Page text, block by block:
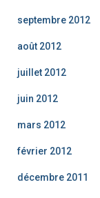
septembre 2012
août 2012
juillet 2012
juin 2012
mars 2012
février 2012
décembre 2011